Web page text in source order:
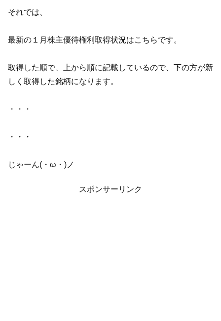
それでは、
最新の１月株主優待権利取得状況はこちらです。
取得した順で、上から順に記載しているので、下の方が新
しく取得した銘柄になります。
・・・
・・・
じゃーん(・ω・)ノ
スポンサーリンク